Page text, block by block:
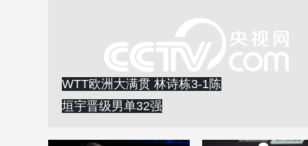
WTT欧洲大满贯 林诗栋3-1陈
垣宇晋级男单32强